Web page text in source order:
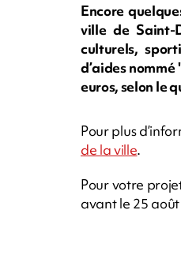
Encore
ville de Saint-
culturels,
d’aides
euros, selon le
Pour plus
de la ville.
Pour votre
avant le 25